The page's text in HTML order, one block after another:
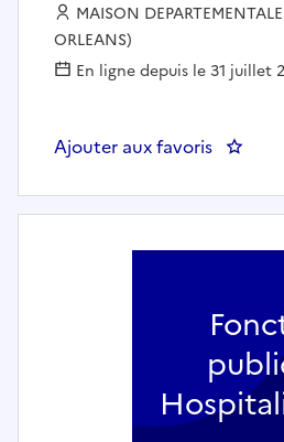
Employeur :
MAISON
ORLEANS)
En ligne depuis le 31 juillet
Ajouter aux favoris : Aide